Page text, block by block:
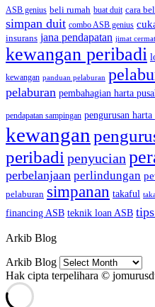
ASB genius beli rumah buat duit cara
simpan duit combo ASB genius
insurans jana pendapatan jimat cermat
kewangan peribadi
kewangan panduan pelaburan
pelaburan pembahagian harta
pendapatan sampingan pengurusan harta
kewangan
peribadi penyucian
perbelanjaan perlindungan
pelaburan simpanan takaful
financing ASB teknik loan ASB
Arkib Blog
Arkib Blog
Hak cipta terpelihara ©